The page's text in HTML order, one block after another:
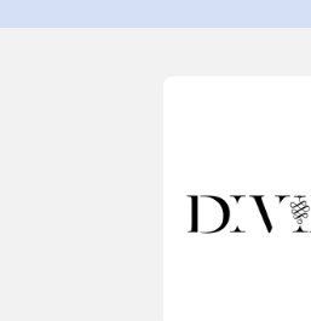
Como ChegarFique por dentro